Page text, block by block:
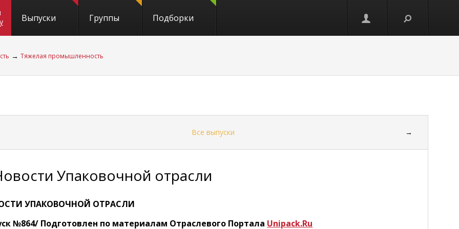
Выпуски Группы Подборки
→ Тяжелая промышленность
Все выпуски →
Упаковочной отрасли
УПАКОВОЧНОЙ ОТРАСЛИ
№864/ Подготовлен по материалам Отраслевого Портала Unipack.Ru